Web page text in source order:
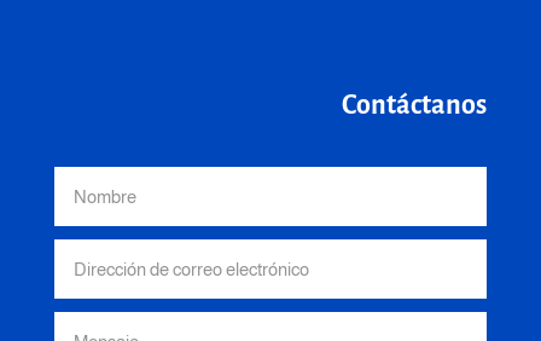
Contáctanos